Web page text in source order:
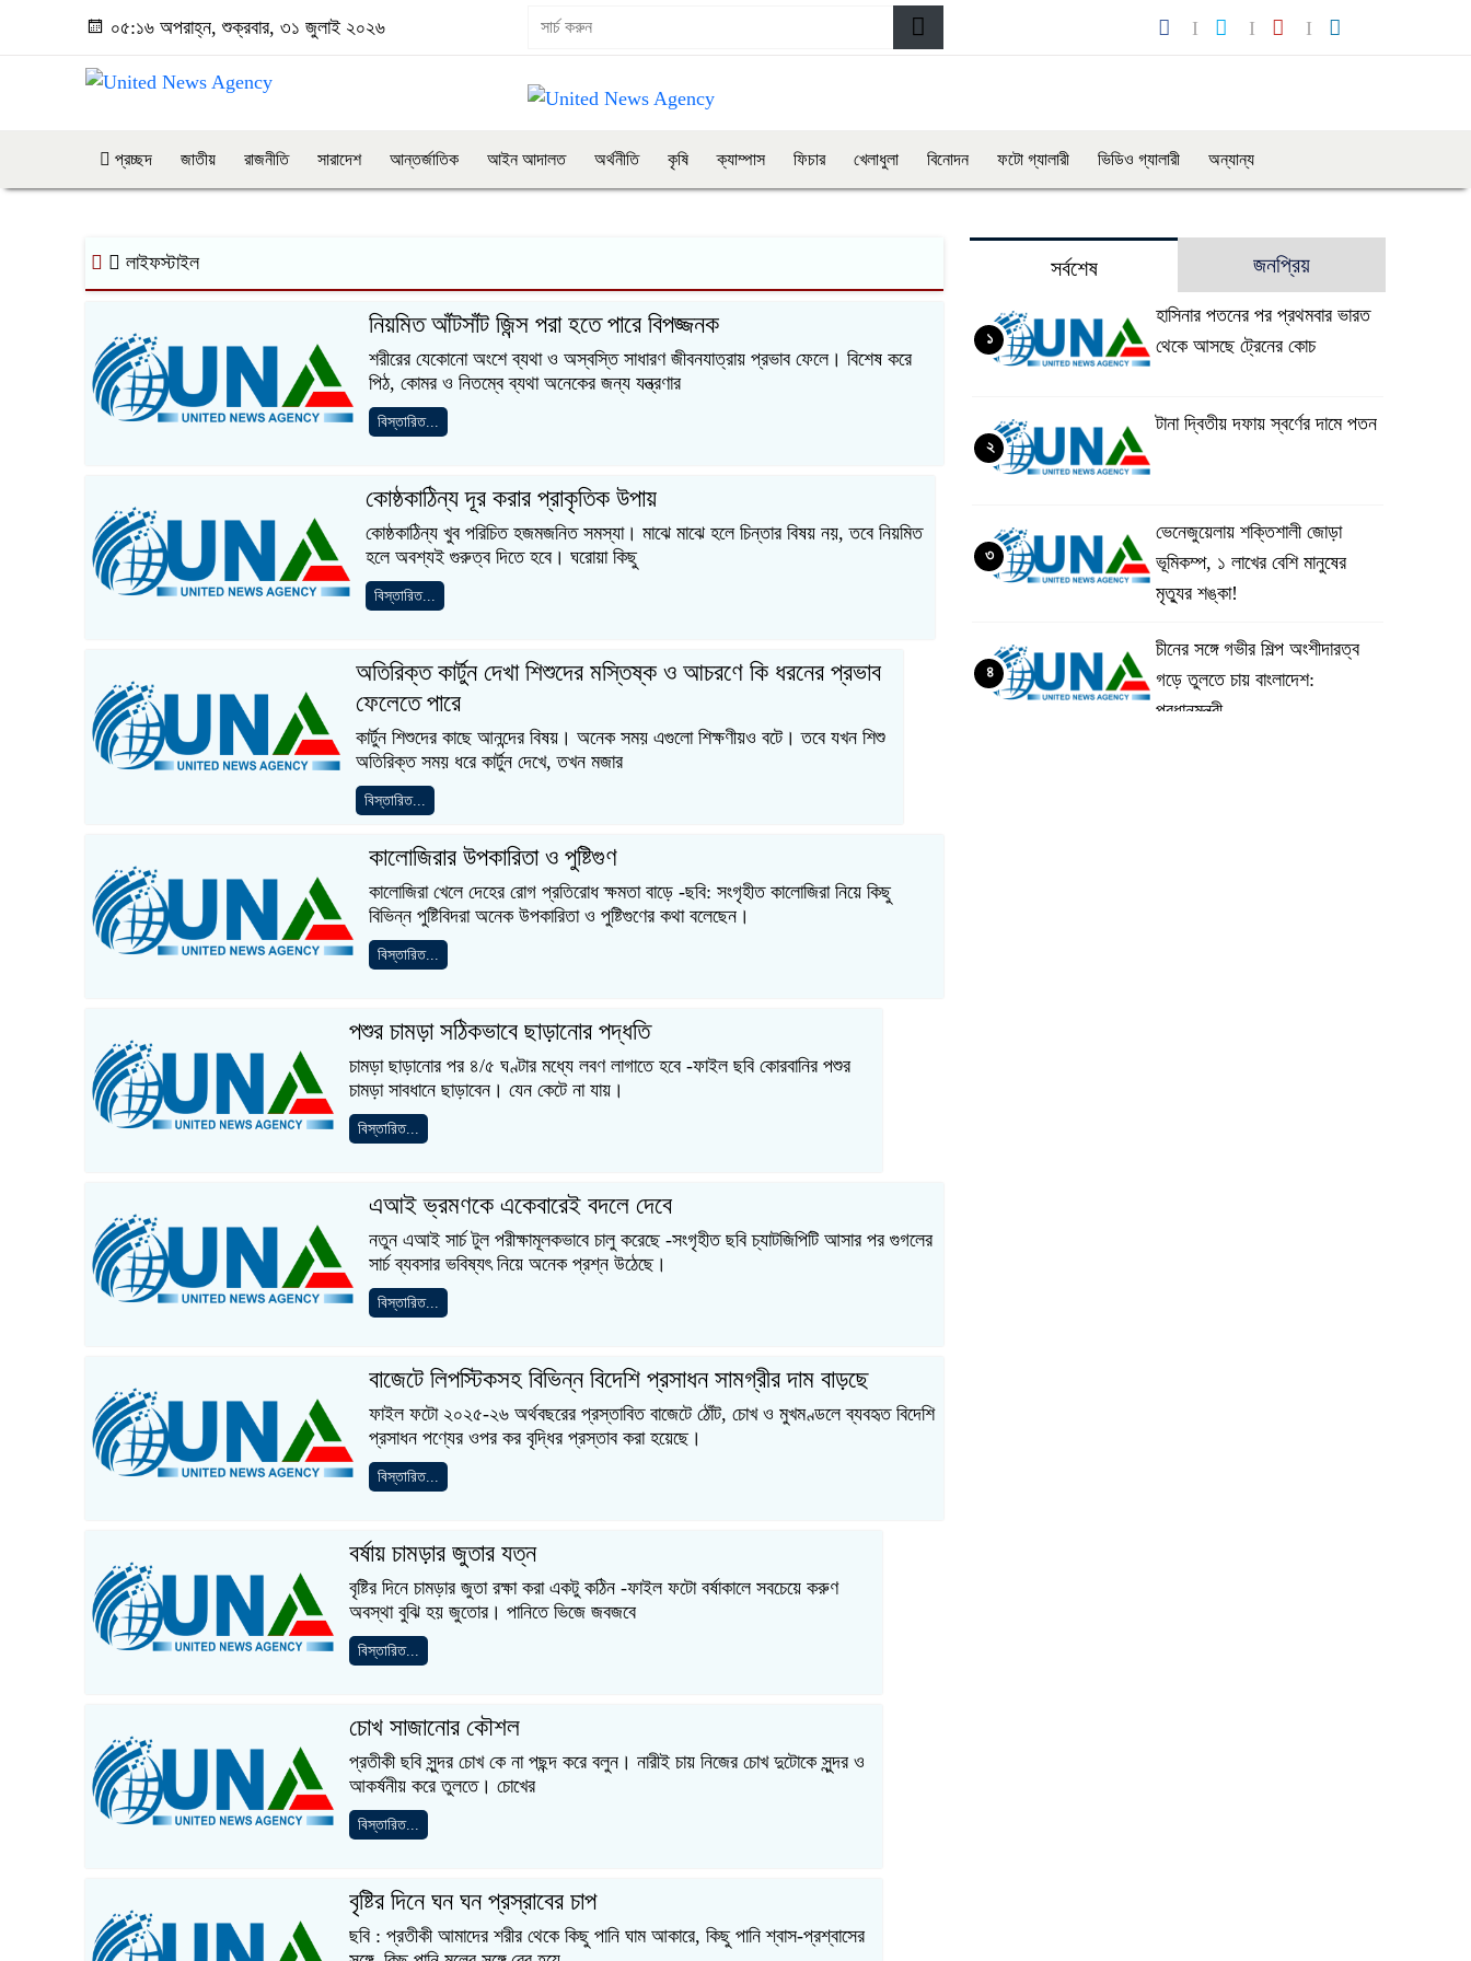
০৫:১৬ অপরাহ্ন, শুক্রবার, ৩১ জুলাই ২০২৬
প্রচ্ছদ জাতীয় রাজনীতি সারাদেশ আন্তর্জাতিক আইন আদালত অর্থনীতি কৃষি ক্যাম্পাস ফিচার খেলাধুলা বিনোদন ফটো গ্যালারী ভিডিও গ্যালারী অন্যান্য
লাইফস্টাইল
নিয়মিত আঁটসাঁট জিন্স পরা হতে পারে বিপজ্জনক
শরীরের যেকোনো অংশে ব্যথা ও অস্বস্তি সাধারণ জীবনযাত্রায় প্রভাব ফেলে। বিশেষ করে
পিঠ, কোমর ও নিতম্বে ব্যথা অনেকের জন্য যন্ত্রণার
বিস্তারিত...
কোষ্ঠকাঠিন্য দূর করার প্রাকৃতিক উপায়
কোষ্ঠকাঠিন্য খুব পরিচিত হজমজনিত সমস্যা। মাঝে মাঝে হলে চিন্তার বিষয় নয়, তবে নিয়মিত
হলে অবশ্যই গুরুত্ব দিতে হবে। ঘরোয়া কিছু
বিস্তারিত...
অতিরিক্ত কার্টুন দেখা শিশুদের মস্তিষ্ক ও আচরণে কি ধরনের প্রভাব
ফেলেতে পারে
কার্টুন শিশুদের কাছে আনন্দের বিষয়। অনেক সময় এগুলো শিক্ষণীয়ও বটে। তবে যখন শিশু
অতিরিক্ত সময় ধরে কার্টুন দেখে, তখন মজার
বিস্তারিত...
কালোজিরার উপকারিতা ও পুষ্টিগুণ
কালোজিরা খেলে দেহের রোগ প্রতিরোধ ক্ষমতা বাড়ে -ছবি: সংগৃহীত কালোজিরা নিয়ে কিছু
বিভিন্ন পুষ্টিবিদরা অনেক উপকারিতা ও পুষ্টিগুণের কথা বলেছেন।
বিস্তারিত...
পশুর চামড়া সঠিকভাবে ছাড়ানোর পদ্ধতি
চামড়া ছাড়ানোর পর ৪/৫ ঘণ্টার মধ্যে লবণ লাগাতে হবে -ফাইল ছবি কোরবানির পশুর
চামড়া সাবধানে ছাড়াবেন। যেন কেটে না যায়।
বিস্তারিত...
এআই ভ্রমণকে একেবারেই বদলে দেবে
নতুন এআই সার্চ টুল পরীক্ষামূলকভাবে চালু করেছে -সংগৃহীত ছবি চ্যাটজিপিটি আসার পর গুগলের
সার্চ ব্যবসার ভবিষ্যৎ নিয়ে অনেক প্রশ্ন উঠেছে।
বিস্তারিত...
বাজেটে লিপস্টিকসহ বিভিন্ন বিদেশি প্রসাধন সামগ্রীর দাম বাড়ছে
ফাইল ফটো ২০২৫-২৬ অর্থবছরের প্রস্তাবিত বাজেটে ঠোঁট, চোখ ও মুখমণ্ডলে ব্যবহৃত বিদেশি
প্রসাধন পণ্যের ওপর কর বৃদ্ধির প্রস্তাব করা হয়েছে।
বিস্তারিত...
বর্ষায় চামড়ার জুতার যত্ন
বৃষ্টির দিনে চামড়ার জুতা রক্ষা করা একটু কঠিন -ফাইল ফটো বর্ষাকালে সবচেয়ে করুণ
অবস্থা বুঝি হয় জুতোর। পানিতে ভিজে জবজবে
বিস্তারিত...
চোখ সাজানোর কৌশল
প্রতীকী ছবি সুন্দর চোখ কে না পছন্দ করে বলুন। নারীই চায় নিজের চোখ দুটোকে সুন্দর ও
আকর্ষনীয় করে তুলতে। চোখের
বিস্তারিত...
বৃষ্টির দিনে ঘন ঘন প্রস্রাবের চাপ
ছবি : প্রতীকী আমাদের শরীর থেকে কিছু পানি ঘাম আকারে, কিছু পানি শ্বাস-প্রশ্বাসের
সর্বশেষ জনপ্রিয়
হাসিনার পতনের পর প্রথমবার ভারত
থেকে আসছে ট্রেনের কোচ
১
টানা দ্বিতীয় দফায় স্বর্ণের দামে পতন
২
ভেনেজুয়েলায় শক্তিশালী জোড়া
ভূমিকম্প, ১ লাখের বেশি মানুষের
মৃত্যুর শঙ্কা!
৩
চীনের সঙ্গে গভীর শিল্প অংশীদারত্ব
গড়ে তুলতে চায় বাংলাদেশ:
প্রধানমন্ত্রী
৪